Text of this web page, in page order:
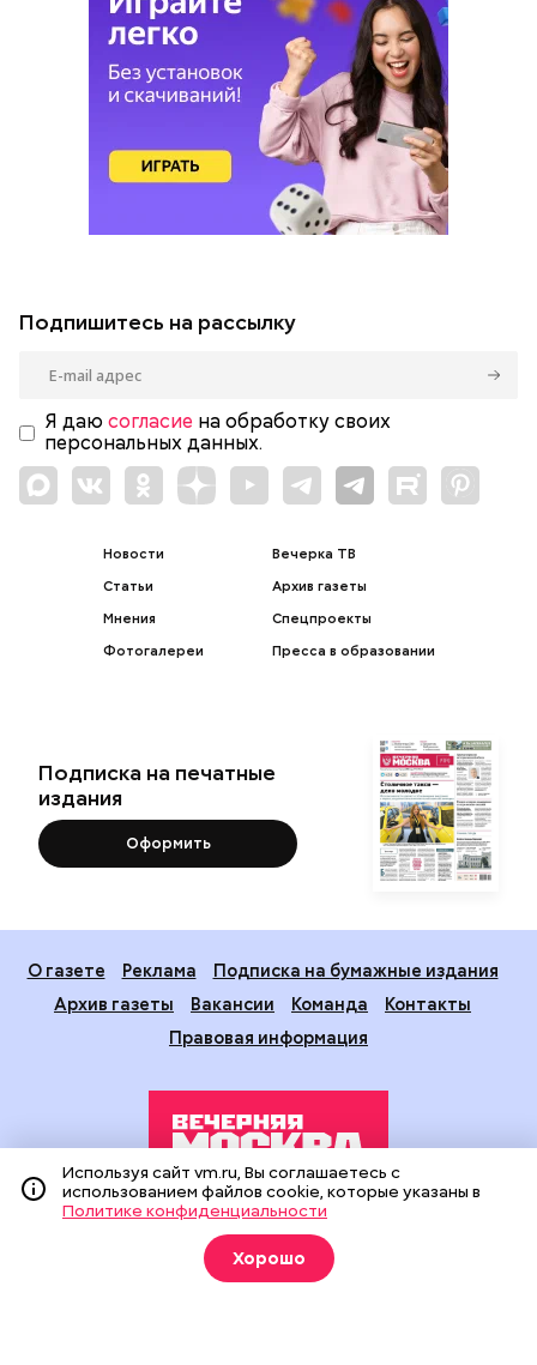
Подпишитесь на рассылку
Я даю согласие на обработку своих
персональных данных.
Новости
Статьи
Мнения
Фотогалереи
Вечерка ТВ
Архив газеты
Спецпроекты
Пресса в образовании
Подписка на печатные
издания
Оформить
О газете Реклама
Подписка на бумажные издания
Архив газеты
Вакансии Команда
Контакты
Правовая информация
Издание создано при финансовой поддержке Департамента
средств массовой информации и рекламы города Москвы.
На сайте применяются рекомендательные технологии
(информационные технологии предоставления информации
Используя сайт vm.ru, Вы соглашаетесь с
использованием файлов cookie, которые указаны в
Политике конфиденциальности
Хорошо